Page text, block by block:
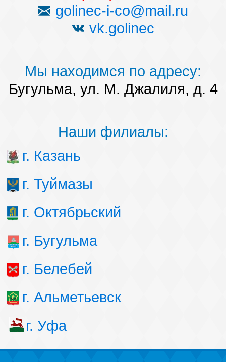
golinec-i-co@mail.ru
vk.golinec
Мы находимся по адресу:
Бугульма, ул. М. Джалиля, д. 4
Наши филиалы:
г. Казань
г. Туймазы
г. Октябрьский
г. Бугульма
г. Белебей
г. Альметьевск
г. Уфа